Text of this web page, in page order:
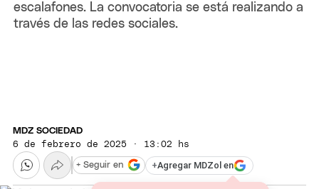
escalafones. La convocatoria se está realizando a
través de las redes sociales.
MDZ SOCIEDAD
6 de febrero de 2025 · 13:02 hs
+Agregar MDZol en
+ Seguir en